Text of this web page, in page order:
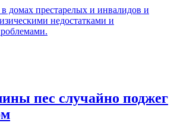
домах престарелых и инвалидов и
недостатками и
пес случайно поджег